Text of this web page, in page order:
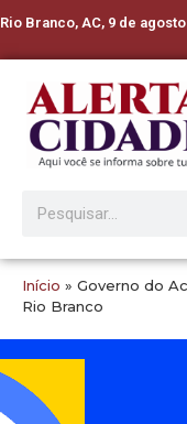
Rio Branco, AC, 9 de
Início » Governo do
Rio Branco